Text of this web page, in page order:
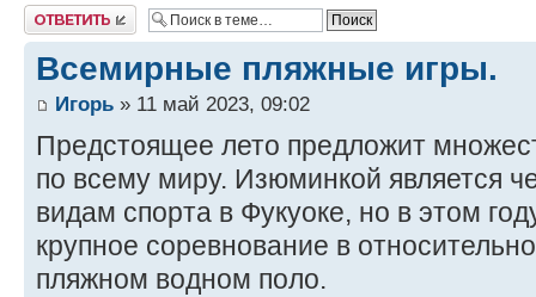
Ответить
Всемирные пляжные игры.
Игорь » 11 май 2023, 09:02
Предстоящее лето предложит
по всему миру. Изюминкой является
видам спорта в Фукуоке, но в этом
крупное соревнование в
пляжном водном поло.